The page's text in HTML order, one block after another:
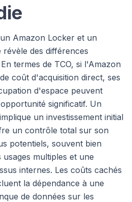
Amazon Locker et un
révèle des différences
termes de TCO, si l'Amazon
coût d'acquisition direct, ses
d'espace peuvent
significatif. Un
un investissement initial
un contrôle total sur son
potentiels, souvent bien
multiples et une
internes. Les coûts cachés
la dépendance à une
de données sur les